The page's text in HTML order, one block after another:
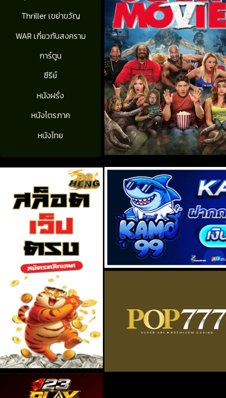
Thriller เขย่าขวัญ
WAR เกี่ยวกับสงคราม
การ์ตูน
ซีรีย์
หนังฝรั่ง
หนังไตรภาค
หนังไทย